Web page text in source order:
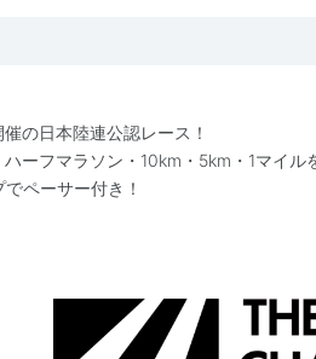
の日本陸連公認レース！
ーフマラソン・10km・5km・1マイル
ペーサー付き！